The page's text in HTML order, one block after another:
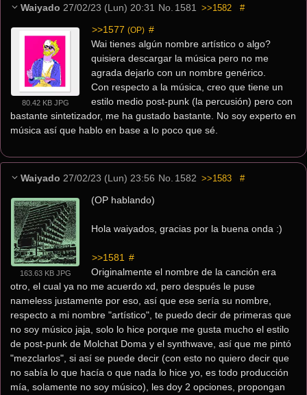
Waiyado 27/02/23 (Lun) 20:31 No. 1581 >>1582 #
80.42 KB JPG
>>1577 (OP) #
Wai tienes algún nombre artístico o algo?
quisiera descargar la música pero no me
agrada dejarlo con un nombre genérico.
Con respecto a la música, creo que tiene un
estilo medio post-punk (la percusión) pero con
bastante sintetizador, me ha gustado bastante. No soy experto en
música así que hablo en base a lo poco que sé.
Waiyado 27/02/23 (Lun) 23:56 No. 1582 >>1583 #
163.63 KB JPG
(OP hablando)
Hola waiyados, gracias por la buena onda :)
>>1581 #
Originalmente el nombre de la canción era
otro, el cual ya no me acuerdo xd, pero después le puse
nameless justamente por eso, así que ese sería su nombre,
respecto a mi nombre "artístico", te puedo decir de primeras que
no soy músico jaja, solo lo hice porque me gusta mucho el estilo
de post-punk de Molchat Doma y el synthwave, así que me pintó
"mezclarlos", si así se puede decir (con esto no quiero decir que
no sabía lo que hacía o que nada lo hice yo, es todo producción
mía, solamente no soy músico), les doy 2 opciones, propongan